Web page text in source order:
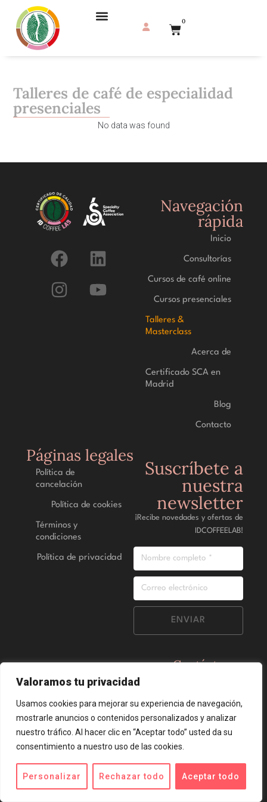
Valoramos tu privacidad
Usamos cookies para mejorar su experiencia de navegación,
mostrarle anuncios o contenidos personalizados y analizar
nuestro tráfico. Al hacer clic en “Aceptar todo” usted da su
consentimiento a nuestro uso de las cookies.
Personalizar Rechazar todo Aceptar todo
0
Talleres de café de especialidad
presenciales
No data was found
Navegación
rápida
Inicio
Consultorías
Cursos de café online
Cursos presenciales
Talleres &
Masterclass
Acerca de
Certificado SCA en
Madrid
Blog
Contacto
Páginas legales
Política de
cancelación
Política de cookies
Términos y
condiciones
Política de privacidad
Suscríbete a
nuestra
newsletter
¡Recibe novedades y ofertas de
IDCOFFEELAB!
ENVIAR
Contáctanos
Fundae
Saber más...
por IDCOFFEELAB
Bruna Bernardes